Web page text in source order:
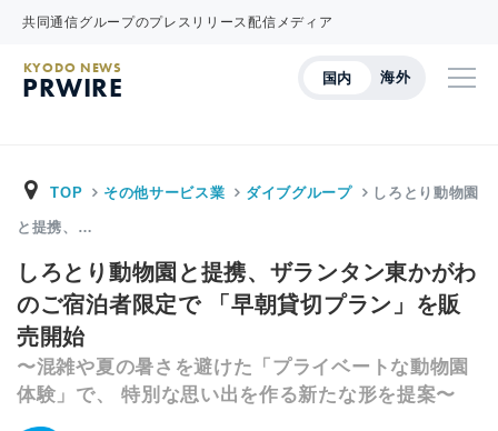
共同通信グループのプレスリリース配信メディア
国内 海外
KYODO NEWS
PRWIRE
TOP その他サービス業 ダイブグループ しろとり動物園
と提携、…
しろとり動物園と提携、ザランタン東かがわ
のご宿泊者限定で 「早朝貸切プラン」を販
売開始
〜混雑や夏の暑さを避けた「プライベートな動物園
体験」で、 特別な思い出を作る新たな形を提案〜